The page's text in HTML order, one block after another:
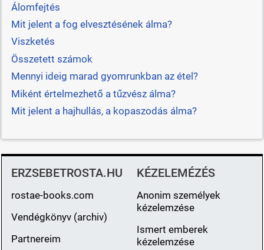
Álomfejtés
Mit jelent a fog elvesztésének álma?
Viszketés
Összetett számok
Mennyi ideig marad gyomrunkban az étel?
Miként értelmezhető a tűzvész álma?
Mit jelent a hajhullás, a kopaszodás álma?
ERZSEBETROSTA.HU
rostae-books.com
Vendégkönyv (archiv)
Partnereim
KÉZELEMÉZÉS
Anonim személyek
kézelemzése
Ismert emberek
kézelemzése